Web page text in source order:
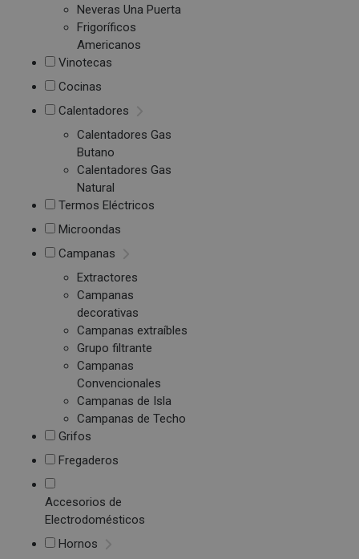
Neveras Una Puerta
Frigoríficos
Americanos
Vinotecas
Cocinas
Calentadores
Calentadores Gas
Butano
Calentadores Gas
Natural
Termos Eléctricos
Microondas
Campanas
Extractores
Campanas
decorativas
Campanas extraíbles
Grupo filtrante
Campanas
Convencionales
Campanas de Isla
Campanas de Techo
Grifos
Fregaderos
Accesorios de
Electrodomésticos
Hornos